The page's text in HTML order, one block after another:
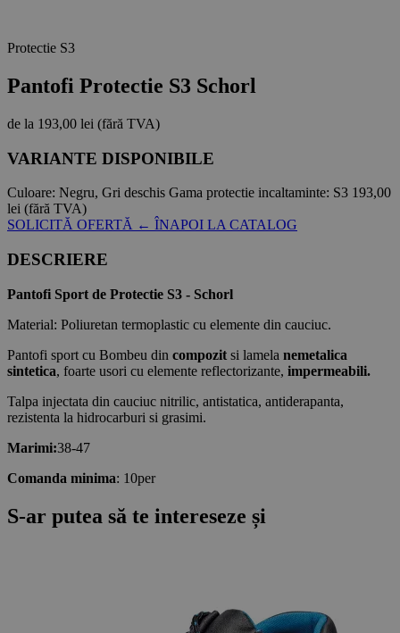
Protectie S3
Pantofi Protectie S3 Schorl
de la 193,00 lei (fără TVA)
VARIANTE DISPONIBILE
Culoare: Negru, Gri deschis Gama protectie incaltaminte: S3 193,00
lei (fără TVA)
SOLICITĂ OFERTĂ ← ÎNAPOI LA CATALOG
DESCRIERE
Pantofi Sport de Protectie S3 - Schorl
Material: Poliuretan termoplastic cu elemente din cauciuc.
Pantofi sport cu Bombeu din compozit si lamela nemetalica
sintetica, foarte usori cu elemente reflectorizante, impermeabili.
Talpa injectata din cauciuc nitrilic, antistatica, antiderapanta,
rezistenta la hidrocarburi si grasimi.
Marimi:38-47
Comanda minima: 10per
S-ar putea să te intereseze și